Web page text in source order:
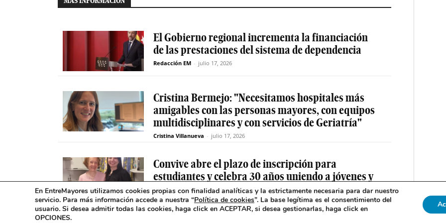
El Gobierno regional incrementa la financiación
de las prestaciones del sistema de dependencia
Redacción EM - julio 17, 2026
Cristina Bermejo: "Necesitamos hospitales más
amigables con las personas mayores, con equipos
multidisciplinares y con servicios de Geriatría"
Cristina Villanueva - julio 17, 2026
Convive abre el plazo de inscripción para
estudiantes y celebra 30 años uniendo a jóvenes y
mayores en Madrid
Redacción EM - julio 17, 2026
En EntreMayores utilizamos cookies propias con finalidad analíticas y la estrictamente necesaria para dar nuestro
servicio. Para más información accede a nuestra “Política de cookies”. La base legítima es el consentimiento del
usuario. Si desea admitir todas las cookies, haga click en ACEPTAR, si desea gestionarlas, haga click en
OPCIONES.